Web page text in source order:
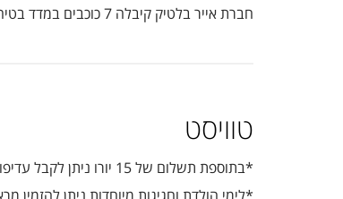
חברת אייר בלטיק קיבלה 7 כוכבים במדד בטיחות הטיסה, שזהו הציון המקסימלי, ו-4 כוכבים מתוך 5 במדד המוצר.
טוויסט
*בתוספת תשלום של 15 יורו ניתן לקבל עדיפות בצ'ק אין ובשליחת המזוודה.